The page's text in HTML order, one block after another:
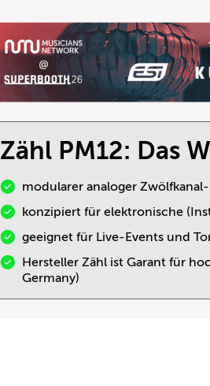
Zähl PM12: Das
modularer analoger
konzipiert für elektronische
geeignet für Live-Events und
Hersteller Zähl ist Garant für
Germany)